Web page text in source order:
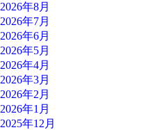
2026年8月
2026年7月
2026年6月
2026年5月
2026年4月
2026年3月
2026年2月
2026年1月
2025年12月